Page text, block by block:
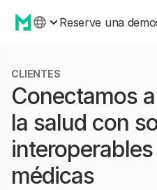
Reserve una
CLIENTES
Conectamos
la salud con
médicas